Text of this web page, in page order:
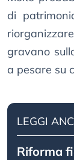
di
gravano
a pesare su
LEGGI
Riforma